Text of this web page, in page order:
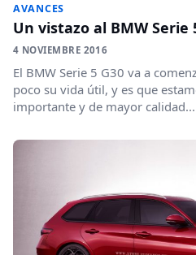
AVANCES
Un vistazo al BMW Serie
4 NOVIEMBRE 2016
El BMW Serie 5 G30 va a
poco su vida útil, y es que
importante y de mayor calidad...